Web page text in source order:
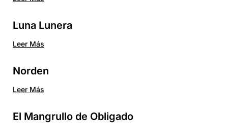
Luna Lunera
Leer Más
Norden
Leer Más
El Mangrullo de Obligado